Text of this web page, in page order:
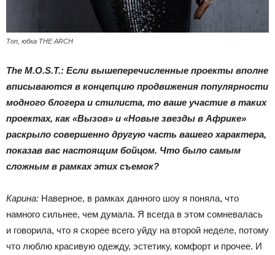
Топ, юбка THE ARCH
The M.O.S.T.: Если вышеперечисленные проекты вполне
вписываются в концепцию продвижения популярности
модного блогера и стилиста, то ваше участие в таких
проектах, как «Вызов» и «Новые звезды в Африке»
раскрыло совершенно другую часть вашего характера,
показав вас настоящим бойцом. Что было самым
сложным в рамках этих съемок?
Карина: Наверное, в рамках данного шоу я поняла, что
намного сильнее, чем думала. Я всегда в этом сомневалась
и говорила, что я скорее всего уйду на второй неделе, потому
что люблю красивую одежду, эстетику, комфорт и прочее. И